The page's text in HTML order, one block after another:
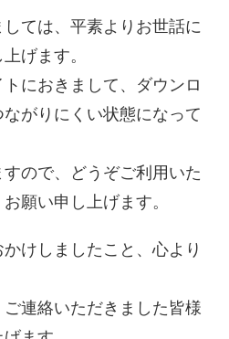
ては、平素よりお世話に
げます。
におきまして、ダウンロ
がりにくい状態になって
ので、どうぞご利用いた
願い申し上げます。
けしましたこと、心より
連絡いただきました皆様